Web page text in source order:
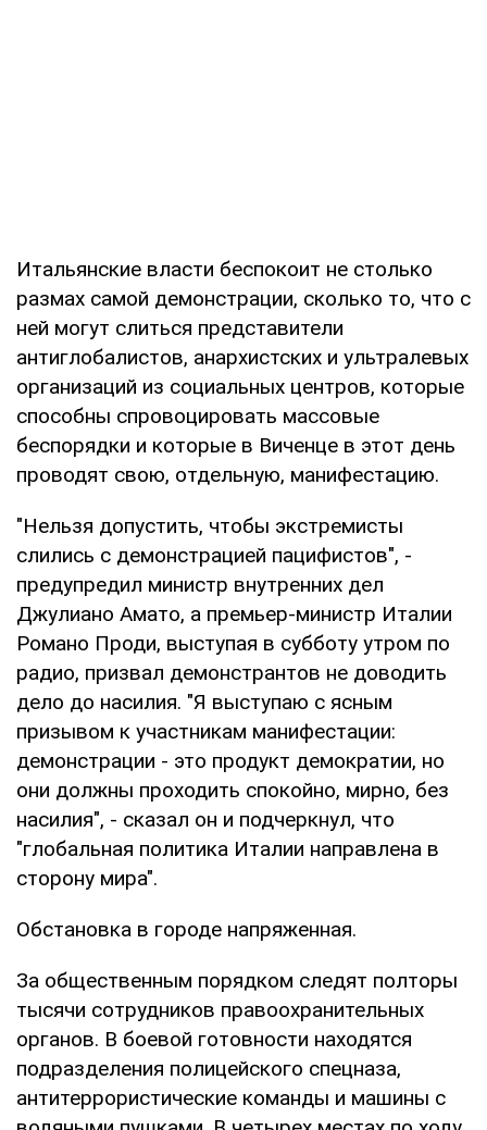
Итальянские власти беспокоит не столько
размах самой демонстрации, сколько то, что с
ней могут слиться представители
антиглобалистов, анархистских и ультралевых
организаций из социальных центров, которые
способны спровоцировать массовые
беспорядки и которые в Виченце в этот день
проводят свою, отдельную, манифестацию.
"Нельзя допустить, чтобы экстремисты
слились с демонстрацией пацифистов", -
предупредил министр внутренних дел
Джулиано Амато, а премьер-министр Италии
Романо Проди, выступая в субботу утром по
радио, призвал демонстрантов не доводить
дело до насилия. "Я выступаю с ясным
призывом к участникам манифестации:
демонстрации - это продукт демократии, но
они должны проходить спокойно, мирно, без
насилия", - сказал он и подчеркнул, что
"глобальная политика Италии направлена в
сторону мира".
Обстановка в городе напряженная.
За общественным порядком следят полторы
тысячи сотрудников правоохранительных
органов. В боевой готовности находятся
подразделения полицейского спецназа,
антитеррористические команды и машины с